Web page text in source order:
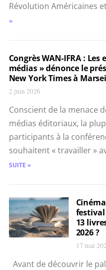
Révolution Américaines
»
Congrès WAN-IFRA :
médias » dénonce le
New York Times à
2 juin 2026
Conscient de la menace
médias éditoriaux, la
participants à la
souhaitent « travailler »
SUITE »
festival
13
2026 ?
17 mai
Avant de découvrir le